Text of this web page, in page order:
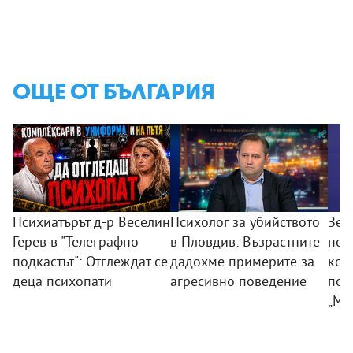
ОЩЕ ОТ БЪЛГАРИЯ
Психиатърът д-р Веселин
Герев в "Телеграфно
подкастът": Отглеждат се
деца психопати
Психолог за убийството
в Пловдив: Възрастните
дадохме примерите за
агресивно поведение